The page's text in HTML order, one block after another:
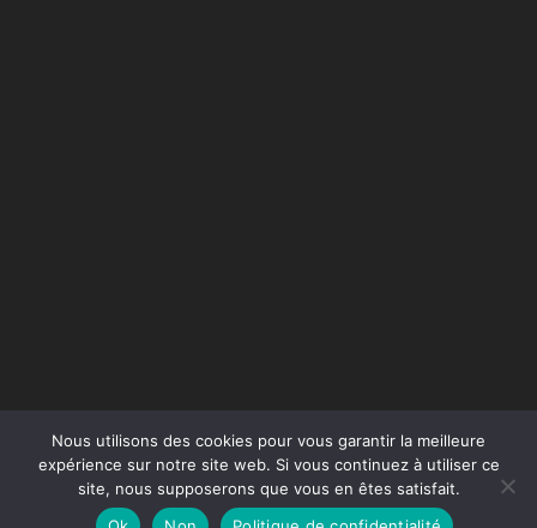
Conception du site :Agence Jus de Citron
Nous utilisons des cookies pour vous garantir la meilleure
expérience sur notre site web. Si vous continuez à utiliser ce
site, nous supposerons que vous en êtes satisfait.